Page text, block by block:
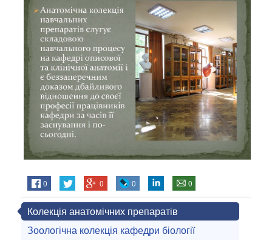
0 0 0 0
Колекція анатомічних препаратів
Зоологічна колекція кафедри біології